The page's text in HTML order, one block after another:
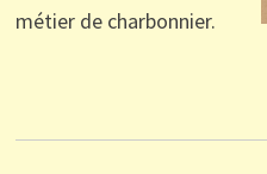
métier de charbonnier.